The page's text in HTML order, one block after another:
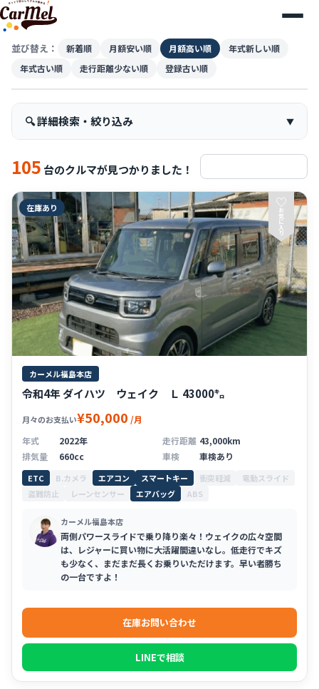
並び替え： 新着順 月額安い順 月額高い順
年式新しい順
年式古い順
走行距離少ない順 登録古い順
🔍 詳細検索・絞り込み
105 台のクルマが見つかりました！
在庫あり ♡
お
気
に
入
り
カーメル福島本店
令和4年 ダイハツ ウェイク Ｌ 43000㌔
月々のお支払い¥50,000 /月
年式
2022年 走行距離 43,000km
排気量
660cc 車検 車検あり
ETC B.カメラ エアコン スマートキー 衝突軽減
電動スライド
盗難防止
レーンセンサー エアバッグ ABS
カーメル福島本店
両側パワースライドで乗り降り楽々！ウェイクの広々空間
は、レジャーに買い物に大活躍間違いなし。低走行でキズ
も少なく、まだまだ長くお乗りいただけます。早い者勝ち
の一台ですよ！
在庫お問い合わせ
LINEで相談